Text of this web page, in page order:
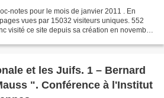
notes pour le mois de janvier 2011 . En
vues par 15032 visiteurs uniques. 552
visité ce site depuis sa création en novembre
et les Juifs. 1 – Bernard
". Conférence à l'Institut